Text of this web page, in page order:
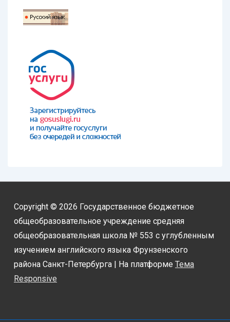
Copyright © 2026 Государственное бюджетное
общеобразовательное учреждение средняя
общеобразовательная школа № 553 с углубленным
изучением английского языка Фрунзенского
района Санкт-Петербурга | На платформе Тема
Responsive